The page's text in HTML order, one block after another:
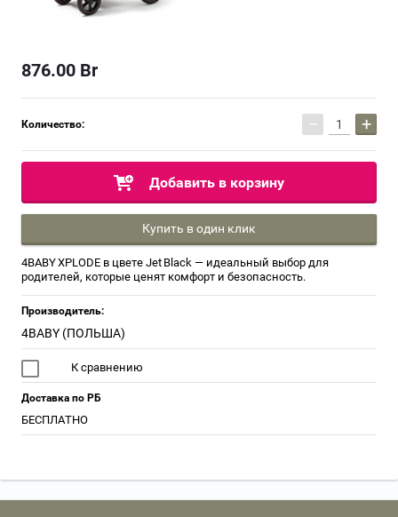
876.00 Br
Количество: − +
Добавить в корзину
Купить в один клик
4BABY XPLODE в цвете Jet Black — идеальный выбор для
родителей, которые ценят комфорт и безопасность.
Производитель:
4BABY (ПОЛЬША)
К сравнению
Доставка по РБ
БЕСПЛАТНО